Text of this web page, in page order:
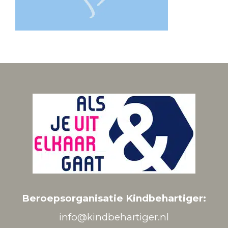
Beroepsorganisatie Kindbehartiger:
info@kindbehartiger.nl